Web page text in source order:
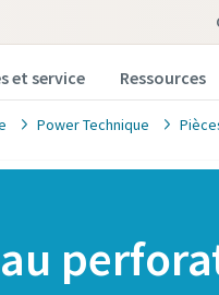
et service Ressources
Power Technique